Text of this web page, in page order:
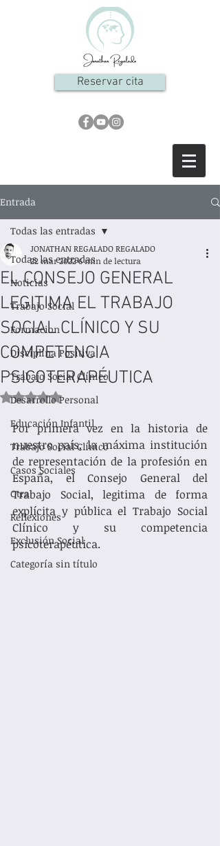
Reservar cita
Entrada
Todas las entradas
Noticias
Trabajo Social
Formacion
Disciplina Positiva
Trabajo Social Clínico
Desarrollo Personal
Educación Infantil
Trabajo Social Clínico
Casos Sociales
Otra
Reflexiones
Exclusión Social
Categoría sin título
Todas las entradas
EL CONSEJO GENERAL
LEGITIMA EL TRABAJO
SOCIAL CLÍNICO Y SU
COMPETENCIA
PSICOTERAPÉUTICA
JONATHAN REGALADO REGALADO
22 mar 20226 min de lectura
Obtuvo NaN de 5 estrellas.
Por primera vez en la historia de
nuestro país, la máxima institución
de representación de la profesión en
España, el Consejo General del
Trabajo Social, legitima de forma
explícita y pública el Trabajo Social
Clínico y su competencia
psicoterapéutica.